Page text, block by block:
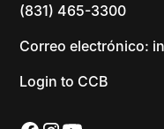
(831) 465-3300
Correo electrónico:
Login to CCB